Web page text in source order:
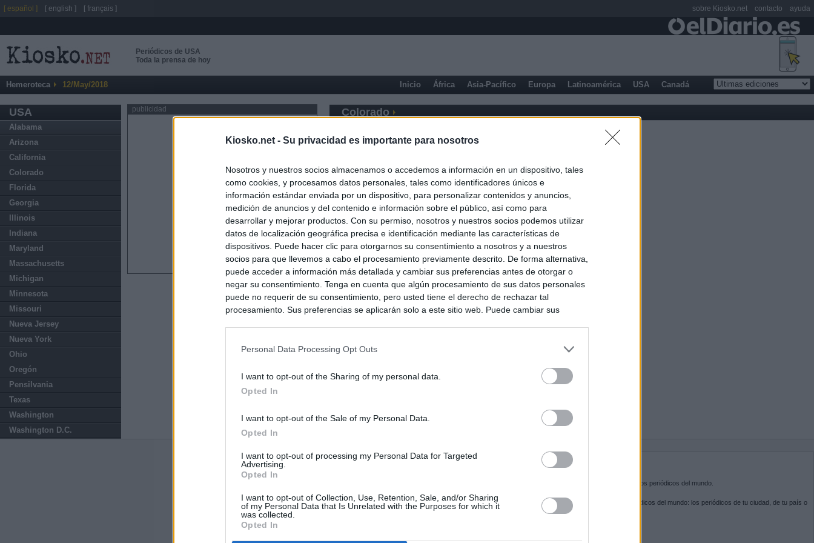
Kiosko.net - Su privacidad es importante para nosotros
Nosotros y nuestros socios almacenamos o accedemos a información en un dispositivo, tales
como cookies, y procesamos datos personales, tales como identificadores únicos e
información estándar enviada por un dispositivo, para personalizar contenidos y anuncios,
medición de anuncios y del contenido e información sobre el público, así como para
desarrollar y mejorar productos. Con su permiso, nosotros y nuestros socios podemos utilizar
datos de localización geográfica precisa e identificación mediante las características de
dispositivos. Puede hacer clic para otorgarnos su consentimiento a nosotros y a nuestros
socios para que llevemos a cabo el procesamiento previamente descrito. De forma alternativa,
puede acceder a información más detallada y cambiar sus preferencias antes de otorgar o
negar su consentimiento. Tenga en cuenta que algún procesamiento de sus datos personales
puede no requerir de su consentimiento, pero usted tiene el derecho de rechazar tal
procesamiento. Sus preferencias se aplicarán solo a este sitio web. Puede cambiar sus
Personal Data Processing Opt Outs
I want to opt-out of the Sharing of my personal data.
Opted In
I want to opt-out of the Sale of my Personal Data.
Opted In
I want to opt-out of processing my Personal Data for Targeted
Advertising.
Opted In
I want to opt-out of Collection, Use, Retention, Sale, and/or Sharing
of my Personal Data that Is Unrelated with the Purposes for which it
was collected.
Opted In
Periódicos de USA
Toda la prensa de hoy
Hemeroteca 12/May/2018 Inicio África Asia-Pacífico Europa Latinoamérica USA Canadá
USA
Alabama
Arizona
California
Colorado
Florida
Georgia
Illinois
Indiana
Maryland
Massachusetts
Michigan
Minnesota
Missouri
Nueva Jersey
Nueva York
Ohio
Oregón
Pensilvania
Texas
Washington
Washington D.C.
publicidad Colorado
Últimas noticias
Madrid por el escándalo del ático
Herencia del escándalo Púnica y refugio de cargos del PP: así es la empresa
SOBRE KIOSKO.NET
es la puerta de entrada a los periódicos del mundo.
Navega por las portadas de los periódicos del mundo: los periódicos de tu ciudad, de tu país o
del otro extremo del mundo.
[ español ] [ english ] [ français ] sobre Kiosko.net contacto ayuda